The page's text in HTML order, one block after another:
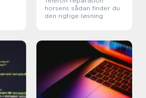
horsens sådan finder du
den rigtige løsning